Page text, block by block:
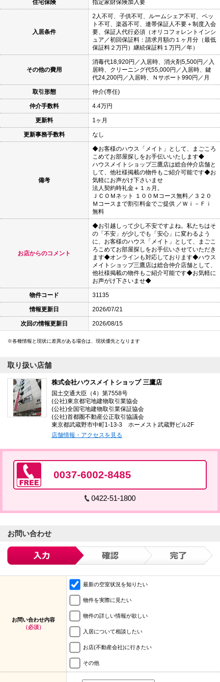
住宅保険 指定家財保険加入要
入居条件
2人不可、子供不可、ルームシェア不可、ペッ
ト不可、楽器不可、連帯保証人不要＋制度入会
要、保証人代行必須（オリコフォレントインシ
ュア／初回保証料：請求月額の１ヶ月分（最低
保証料２万円）継続保証料１万円／年）
その他の費用
消毒代18,920円／入居時、消火剤5,500円／入
居時、クリーニング代55,000円／入居時、鍵
代24,200円／入居時、Ｎサポート990円／月
取引形態 仲介(専任)
仲介手数料 4.4万円
更新料 1ヶ月
更新事務手数料 なし
備考
◆お客様のハウス「メイト」として、まごころ
こめてお部屋探しをお手伝いいたします◆
ハウスメイトショップ三鷹店は総合仲介店舗と
して、他社様掲載の物件もご紹介可能です◆お
気軽にお声がけ下さいませ
法人契約時礼金＋１ヵ月。
ＪＣＯＭネット １００Ｍコース無料／３２０
Ｍコースまで割引料金でご提供 ／Ｗｉ－Ｆｉ
無料
お店からのコメント
◆お引越しって少し不安ですよね。私たちはそ
の「不安」が少しでも「安心」に変わるよう
に、お客様のハウス「メイト」として、まごこ
ろこめてお部屋探しをお手伝いさせていただき
ます◆オンラインも対応しております◆ハウス
メイトショップ三鷹店は総合仲介店舗として、
他社様掲載の物件もご紹介可能です◆お気軽に
お声がけ下さいませ◆
物件コード 31135
情報更新日 2026/07/21
次回の情報更新日 2026/08/15
各種情報と現状に差異がある場合は、現状優先となります
取り扱い店舗
株式会社ハウスメイトショップ 三鷹店
国土交通大臣（4）第7558号
(公社)東京都宅地建物取引業協会
(公社)全国宅地建物取引業保証協会
(公社)首都圏不動産公正取引協議会
東京都武蔵野市中町1-13-3 ホーメスト武蔵野ビル2F
店舗情報・アクセスを見る
0037-6002-8485
0422-51-1800
お問い合わせ
お問い合わせ内容
（必須）
最新の空室状況を知りたい
物件を実際に見たい
物件の詳しい情報が欲しい
入居について相談したい
お店(不動産会社)に行きたい
その他